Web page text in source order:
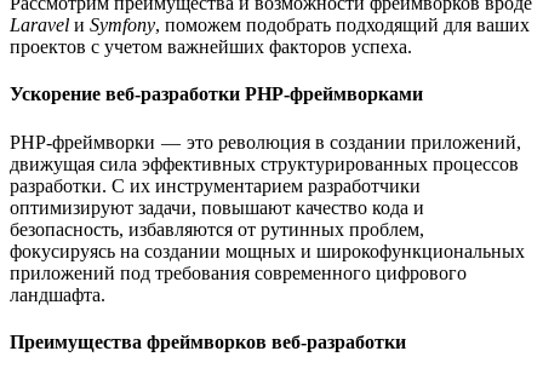
Laravel и Symfony, поможем подобрать подходящий для ваших
проектов с учетом важнейших факторов успеха.
Ускорение веб-разработки PHP-фреймворками
PHP-фреймворки — это революция в создании приложений,
движущая сила эффективных структурированных процессов
разработки. С их инструментарием разработчики
оптимизируют задачи, повышают качество кода и
безопасность, избавляются от рутинных проблем,
фокусируясь на создании мощных и широкофункциональных
приложений под требования современного цифрового
ландшафта.
Преимущества фреймворков веб-разработки